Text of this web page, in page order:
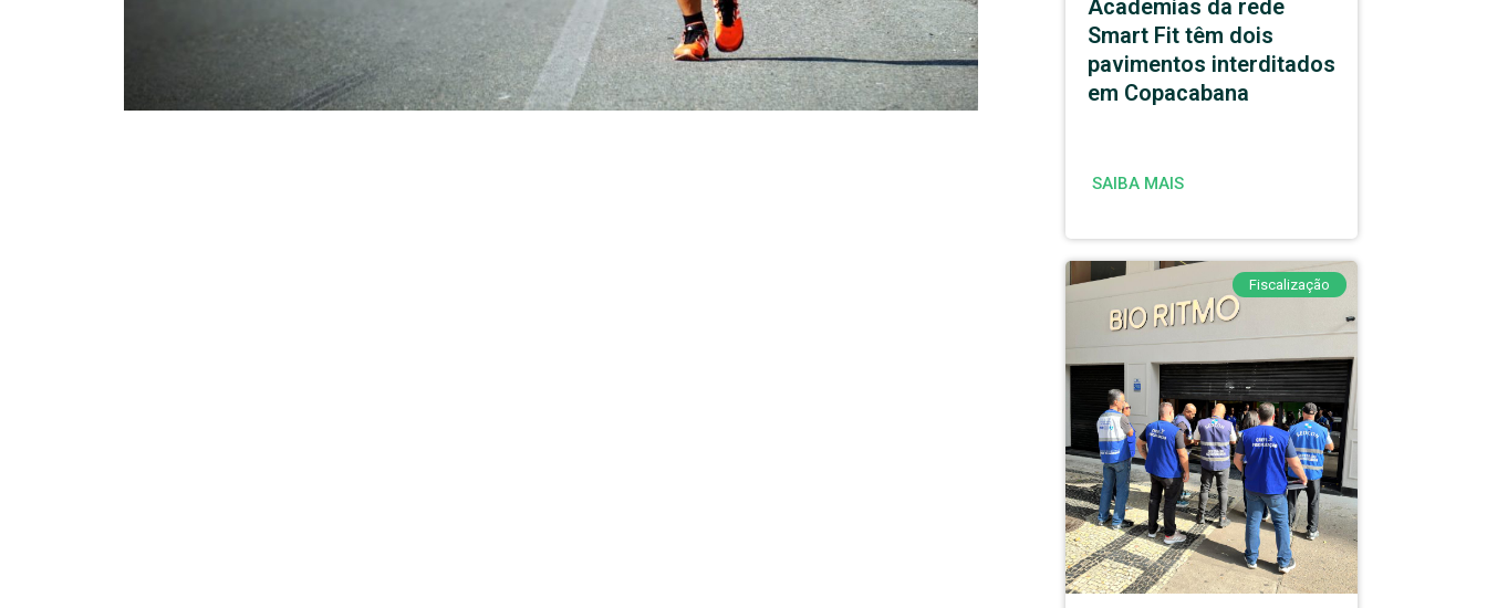
Academias da rede
Smart Fit têm dois
pavimentos interditados
em Copacabana
SAIBA MAIS
Fiscalização